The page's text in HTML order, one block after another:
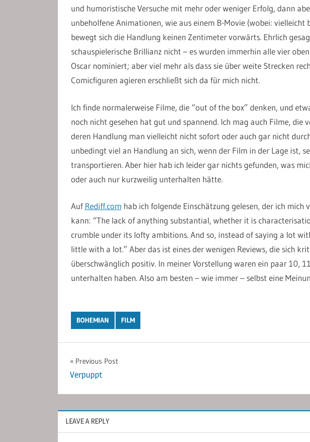
und humoristische Versuche mit mehr oder weniger Erfolg, dann
unbeholfene Animationen, wie aus einem B-Movie (wobei: vielleicht
bewegt sich die Handlung keinen Zentimeter vorwärts. Ehrlich
schauspielerische Brillianz nicht – es wurden immerhin alle vier
Oscar nominiert; aber viel mehr als dass sie über weite Strecken
Comicfiguren agieren erschließt sich da für mich nicht.
Ich finde normalerweise Filme, die “out of the box” denken, und
noch nicht gesehen hat gut und spannend. Ich mag auch Filme, die
deren Handlung man vielleicht nicht sofort oder auch gar nicht
unbedingt viel an Handlung an sich, wenn der Film in der Lage ist,
transportieren. Aber hier hab ich leider gar nichts gefunden, was
oder auch nur kurzweilig unterhalten hätte.
AufRediff.com hab ich folgende Einschätzung gelesen, der ich mich
kann: “The lack of anything substantial, whether it is
crumble under its lofty ambitions. And so, instead of saying a lot
little with a lot.” Aber das ist eines der wenigen Reviews, die sich
überschwänglich positiv. In meiner Vorstellung waren ein paar 10,
unterhalten haben. Also am besten – wie immer – selbst eine
BOHEMIAN FILM
Post
navigation
Previous Post
Verpuppt
LEAVE A REPLY